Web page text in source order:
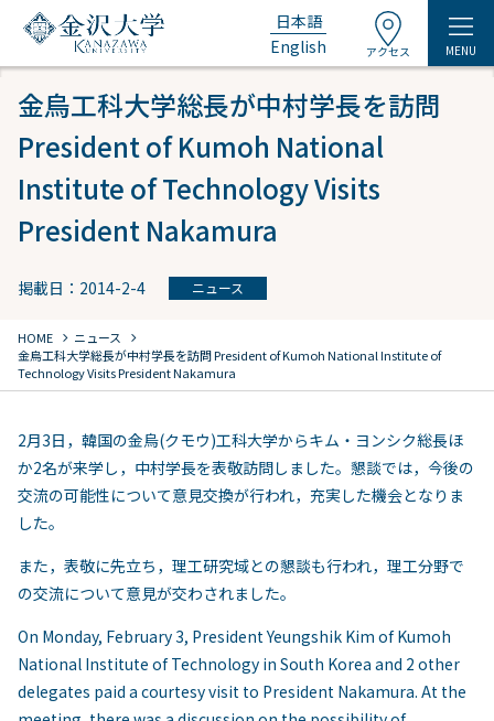
日本語
English
アクセス MENU
金烏工科大学総長が中村学長を訪問
President of Kumoh National
Institute of Technology Visits
President Nakamura
掲載日：2014-2-4 ニュース
HOME chevron_right ニュース chevron_right
金烏工科大学総長が中村学長を訪問 President of Kumoh National Institute of
Technology Visits President Nakamura
2月3日，韓国の金烏(クモウ)工科大学からキム・ヨンシク総長ほ
か2名が来学し，中村学長を表敬訪問しました。懇談では，今後の
交流の可能性について意見交換が行われ，充実した機会となりま
した。
また，表敬に先立ち，理工研究域との懇談も行われ，理工分野で
の交流について意見が交わされました。
On Monday, February 3, President Yeungshik Kim of Kumoh
National Institute of Technology in South Korea and 2 other
delegates paid a courtesy visit to President Nakamura. At the